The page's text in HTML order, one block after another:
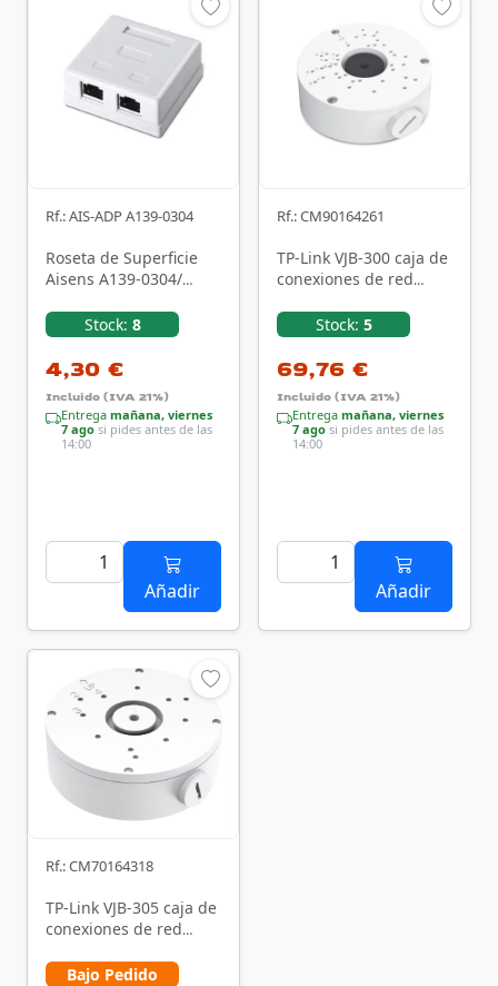
Rf.: AIS-ADP A139-0304
Roseta de Superficie
Aisens A139-0304/
Stock: 8
4,30 €
Incluido (IVA 21%)
Entrega mañana, viernes
7 ago si pides antes de las
14:00
Añadir
Rf.: CM90164261
TP-Link VJB-300 caja de
conexiones de red
Stock: 5
69,76 €
Incluido (IVA 21%)
Entrega mañana, viernes
7 ago si pides antes de las
14:00
Añadir
Rf.: CM70164318
TP-Link VJB-305 caja de
conexiones de red
Bajo Pedido